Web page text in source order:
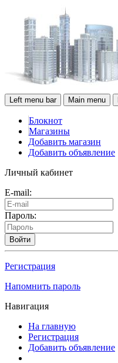
Left menu bar Main menu
Блокнот
Магазины
Добавить магазин
Добавить объявление
Личный кабинет
E-mail:
Пароль:
Войти
Регистрация
Напомнить пароль
Навигация
На главную
Регистрация
Добавить объявление